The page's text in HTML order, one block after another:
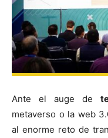
Ante el auge de
metaverso o la web
al enorme reto de